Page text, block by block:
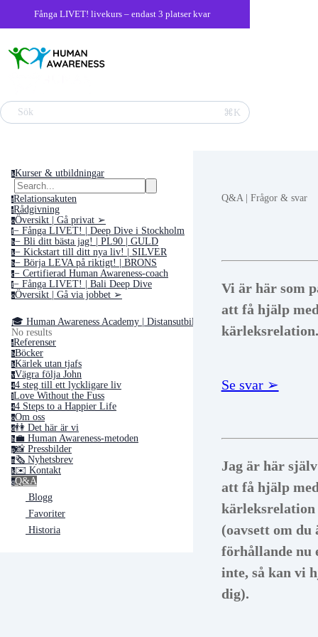
Fånga LIVET! livekurs – endast 3 platser kvar
Sök ⌘K
kKurser & utbildningar
rRelationsakuten
rRådgivning
oÖversikt | Gå privat ➢
f− Fånga LIVET! | Deep Dive i Stockholm
b− Bli ditt bästa jag! | PL90 | GULD
k− Kickstart till ditt nya liv! | SILVER
b− Börja LEVA på riktigt! | BRONS
c− Certifierad Human Awareness-coach
f− Fånga LIVET! | Bali Deep Dive
oÖversikt | Gå via jobbet ➢
🎓 Human Awareness Academy | Distansutbildningar ➢
No results
rReferenser
bBöcker
kKärlek utan tjafs
vVägra följa John
44 steg till ett lyckligare liv
lLove Without the Fuss
44 Steps to a Happier Life
oOm oss
d👫 Det här är vi
h💼 Human Awareness-metoden
p📸 Pressbilder
n🗞 Nyhetsbrev
k✉️ Kontakt
qQ&A
Blogg
Favoriter
Historia
Q&A | Frågor & svar
Vi är här som
att få hjälp
kärleksrelation.
Se svar ➢
varmt
där ni får vidare
guidning om
alternativ
var ni befinner
process.
Läs mer om
Jag är här
att få hjälp
kärleksrelation
(oavsett om du
förhållande nu
inte, så kan vi
dig).